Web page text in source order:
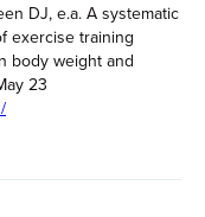
DJ, e.a. A systematic
exercise training
body weight and
23